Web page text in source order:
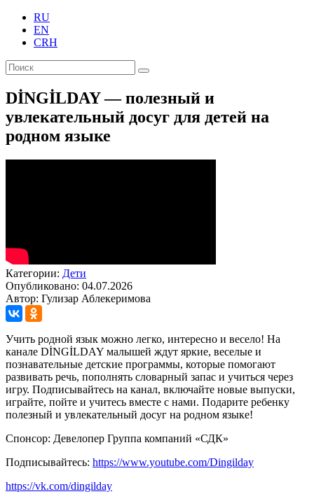
RU
EN
CRH
DİNGİLDAY — полезный и
увлекательный досуг для детей на
родном языке
Категории: Дети
Опубликовано: 04.07.2026
Автор: Гулизар Аблекеримова
Учить родной язык можно легко, интересно и весело! На
канале DİNGİLDAY малышей ждут яркие, веселые и
познавательные детские программы, которые помогают
развивать речь, пополнять словарный запас и учиться через
игру. Подписывайтесь на канал, включайте новые выпуски,
играйте, пойте и учитесь вместе с нами. Подарите ребенку
полезный и увлекательный досуг на родном языке!
Спонсор: Девелопер Группа компаний «СДК»
Подписывайтесь: https://www.youtube.com/Dingilday
https://vk.com/dingilday